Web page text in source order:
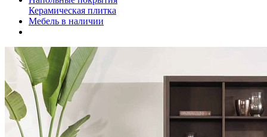
Керамическая плитка
Мебель в наличии